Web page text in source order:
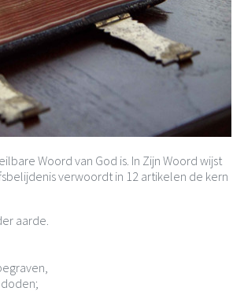
Woord van God is. In Zijn Woord wijst
verwoordt in 12 artikelen de kern
aarde.